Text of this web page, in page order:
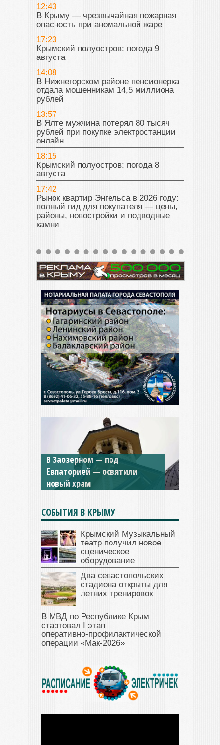
12:43
В Крыму — чрезвычайная пожарная
опасность при аномальной жаре
17:23
Крымский полуостров: погода 9
августа
14:08
В Нижнегорском районе пенсионерка
отдала мошенникам 14,5 миллиона
рублей
13:57
В Ялте мужчина потерял 80 тысяч
рублей при покупке электростанции
онлайн
18:15
Крымский полуостров: погода 8
августа
17:42
Рынок квартир Энгельса в 2026 году:
полный гид для покупателя — цены,
районы, новостройки и подводные
камни
Мужской монастырь Косьмы
и Дамиана в Крыму вновь
открыт для посещения
СОБЫТИЯ В КРЫМУ
Крымский Музыкальный
театр получил новое
сценическое
оборудование
Два севастопольских
стадиона открыты для
летних тренировок
В МВД по Республике Крым
стартовал I этап
оперативно‑профилактической
операции «Мак‑2026»